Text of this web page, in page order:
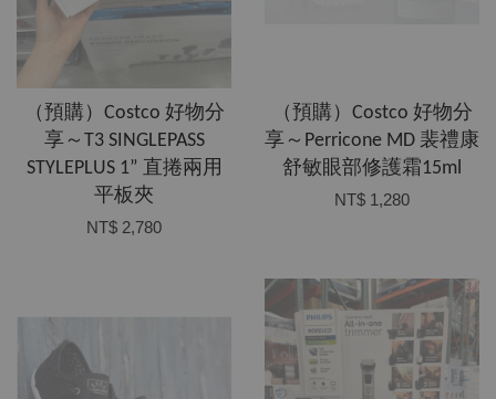
​（預購）Costco 好物分
享～T3 SINGLEPASS
STYLEPLUS 1” 直捲兩用
平板夾
NT$ 2,780
​（預購）Costco 好物分
享～Perricone MD 裴禮康
舒敏眼部修護霜15ml
NT$ 1,280